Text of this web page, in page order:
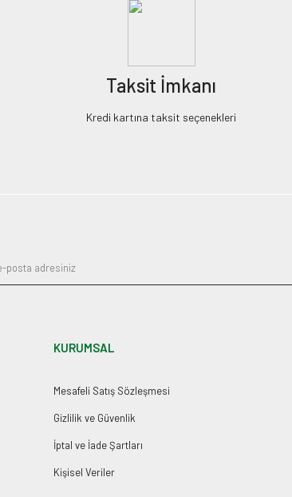
Taksit İmkanı
Kredi kartına taksit seçenekleri
KURUMSAL
Mesafeli Satış Sözleşmesi
Gizlilik ve Güvenlik
İptal ve İade Şartları
Kişisel Veriler